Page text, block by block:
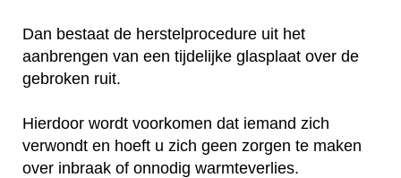
Dan bestaat de herstelprocedure uit het
aanbrengen van een tijdelijke glasplaat over de
gebroken ruit.
Hierdoor wordt voorkomen dat iemand zich
verwondt en hoeft u zich geen zorgen te maken
over inbraak of onnodig warmteverlies.